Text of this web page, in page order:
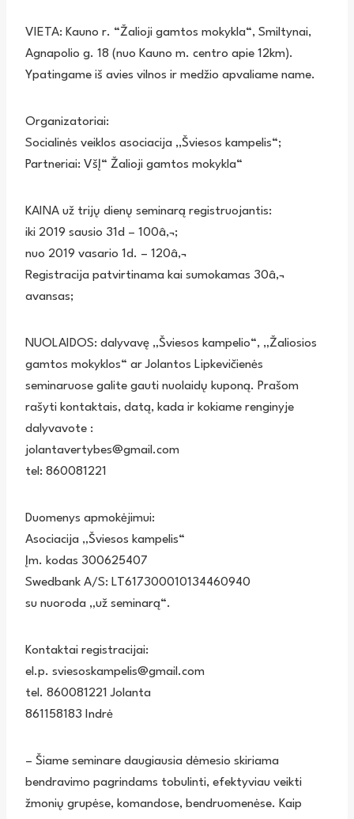
VIETA: Kauno r. “Žalioji gamtos mokykla“, Smiltynai,
Agnapolio g. 18 (nuo Kauno m. centro apie 12km).
Ypatingame iš avies vilnos ir medžio apvaliame name.
Organizatoriai:
Socialinės veiklos asociacija ,,Šviesos kampelis“;
Partneriai: VšĮ“ Žalioji gamtos mokykla“
KAINA už trijų dienų seminarą registruojantis:
iki 2019 sausio 31d – 100â‚¬;
nuo 2019 vasario 1d. – 120â‚¬
Registracija patvirtinama kai sumokamas 30â‚¬
avansas;
NUOLAIDOS: dalyvavę „Šviesos kampelio“, „Žaliosios
gamtos mokyklos“ ar Jolantos Lipkevičienės
seminaruose galite gauti nuolaidų kuponą. Prašom
rašyti kontaktais, datą, kada ir kokiame renginyje
dalyvavote :
jolantavertybes@gmail.com
tel: 860081221
Duomenys apmokėjimui:
Asociacija „Šviesos kampelis“
Įm. kodas 300625407
Swedbank A/S: LT617300010134460940
su nuoroda „už seminarą“.
Kontaktai registracijai:
el.p. sviesoskampelis@gmail.com
tel. 860081221 Jolanta
861158183 Indrė
– Šiame seminare daugiausia dėmesio skiriama
bendravimo pagrindams tobulinti, efektyviau veikti
žmonių grupėse, komandose, bendruomenėse. Kaip